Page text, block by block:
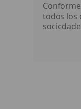
todos los